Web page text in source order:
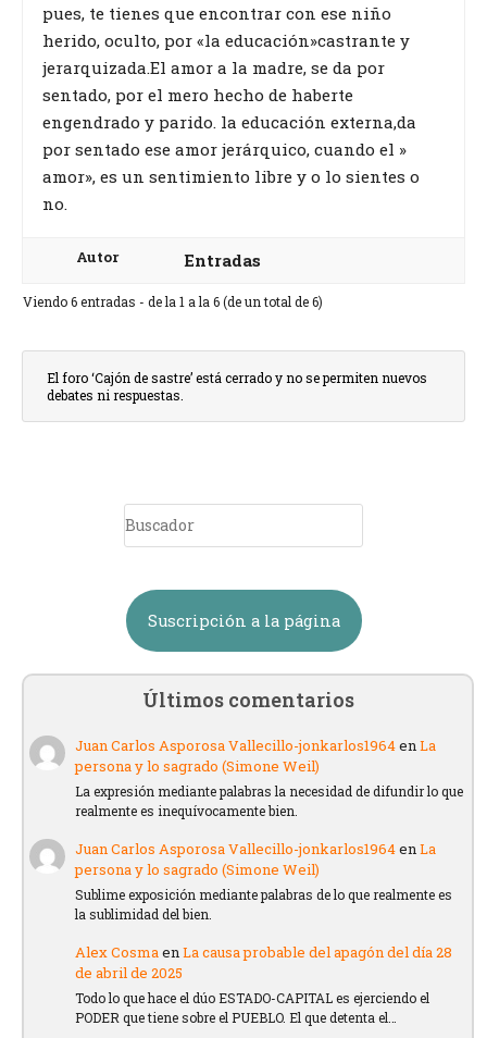
pues, te tienes que encontrar con ese niño
herido, oculto, por «la educación»castrante y
jerarquizada.El amor a la madre, se da por
sentado, por el mero hecho de haberte
engendrado y parido. la educación externa,da
por sentado ese amor jerárquico, cuando el »
amor», es un sentimiento libre y o lo sientes o
no.
Autor Entradas
Viendo 6 entradas - de la 1 a la 6 (de un total de 6)
El foro ‘Cajón de sastre’ está cerrado y no se permiten nuevos
debates ni respuestas.
Suscripción a la página
Últimos comentarios
Juan Carlos Asporosa Vallecillo-jonkarlos1964enLa
persona y lo sagrado (Simone Weil)
La expresión mediante palabras la necesidad de difundir lo que
realmente es inequívocamente bien.
Juan Carlos Asporosa Vallecillo-jonkarlos1964enLa
persona y lo sagrado (Simone Weil)
Sublime exposición mediante palabras de lo que realmente es
la sublimidad del bien.
Alex CosmaenLa causa probable del apagón del día 28
de abril de 2025
Todo lo que hace el dúo ESTADO-CAPITAL es ejerciendo el
PODER que tiene sobre el PUEBLO. El que detenta el…